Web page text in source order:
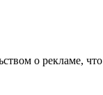
о рекламе,